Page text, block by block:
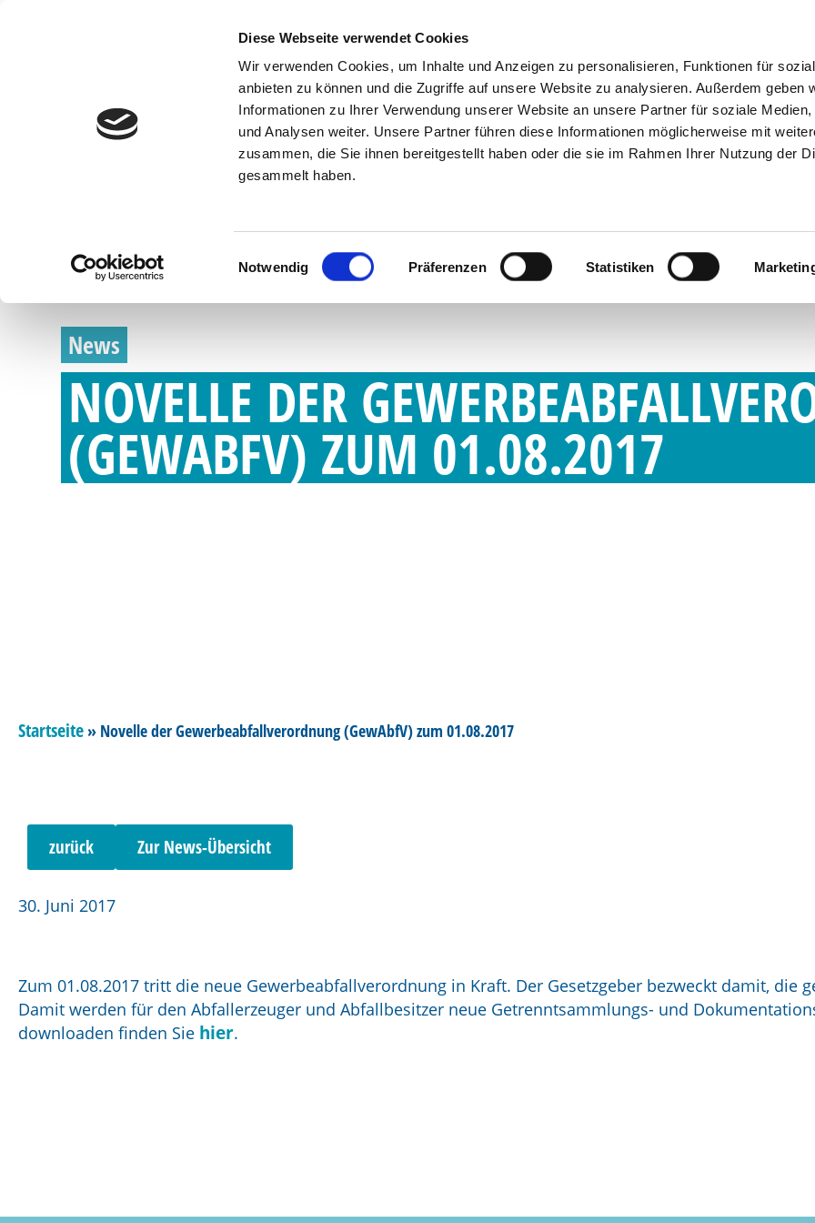
Diese Webseite verwendet Cookies
Wir verwenden Cookies, um Inhalte und Anzeigen zu personalisieren, Funktionen für
anbieten zu können und die Zugriffe auf unsere Website zu analysieren. Außerdem geben
Informationen zu Ihrer Verwendung unserer Website an unsere Partner für soziale Medien,
und Analysen weiter. Unsere Partner führen diese Informationen möglicherweise mit
zusammen, die Sie ihnen bereitgestellt haben oder die sie im Rahmen Ihrer Nutzung der
gesammelt haben.
Einwilligungsauswahl
Notwendig Präferenzen Statistiken
Unternehmen Geschäftskunden Privatkunden
News
NOVELLE DER
(GEWABFV) ZUM 01.08.2017
Startseite » Novelle der Gewerbeabfallverordnung (GewAbfV) zum 01.08.2017
zurück Zur News-Übersicht
30. Juni 2017
Zum 01.08.2017 tritt die neue Gewerbeabfallverordnung in Kraft. Der Gesetzgeber bezweckt damit, die
Damit werden für den Abfallerzeuger und Abfallbesitzer neue Getrenntsammlungs- und
downloaden finden Sie hier.